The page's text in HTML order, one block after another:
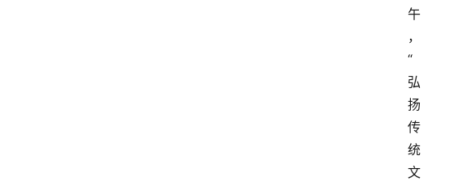
午
，
“
弘
扬
传
统
文